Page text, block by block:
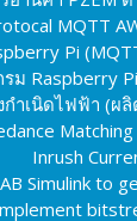
MQTT
Pi
ม Raspberry
กำเนิดไฟฟ้า (ผ
Inrush
Simulink to